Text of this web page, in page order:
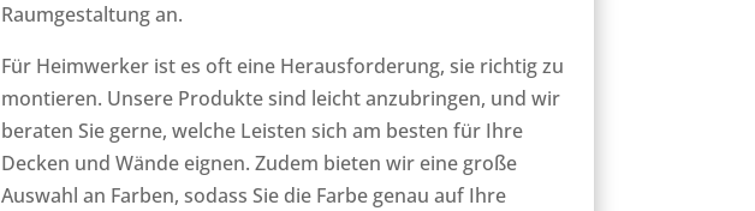
Raumgestaltung an.
Für Heimwerker ist es oft eine Herausforderung, sie richtig zu
montieren. Unsere Produkte sind leicht anzubringen, und wir
beraten Sie gerne, welche Leisten sich am besten für Ihre
Decken und Wände eignen. Zudem bieten wir eine große
Auswahl an Farben, sodass Sie die Farbe genau auf Ihre